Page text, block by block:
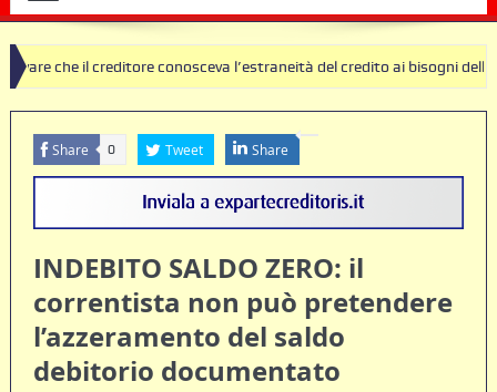
creditore conosceva l’estraneità del credito ai bisogni della famiglia
nulle deve produrre il contratto di conto corrente
Share 0 Tweet Share
INDEBITO SALDO ZERO: il
correntista non può pretendere
l’azzeramento del saldo
debitorio documentato